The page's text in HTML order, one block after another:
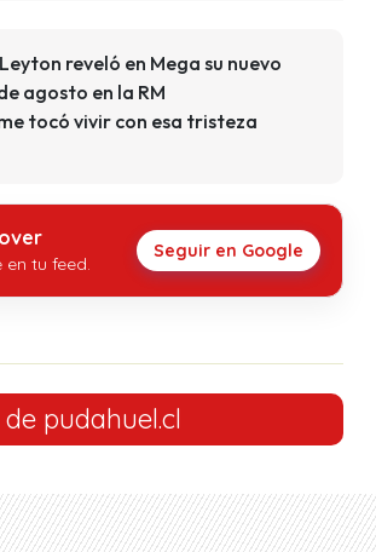
reveló en Mega su nuevo
agosto en la RM
tocó vivir con esa tristeza
tu feed.
Seguir en Google
de pudahuel.cl